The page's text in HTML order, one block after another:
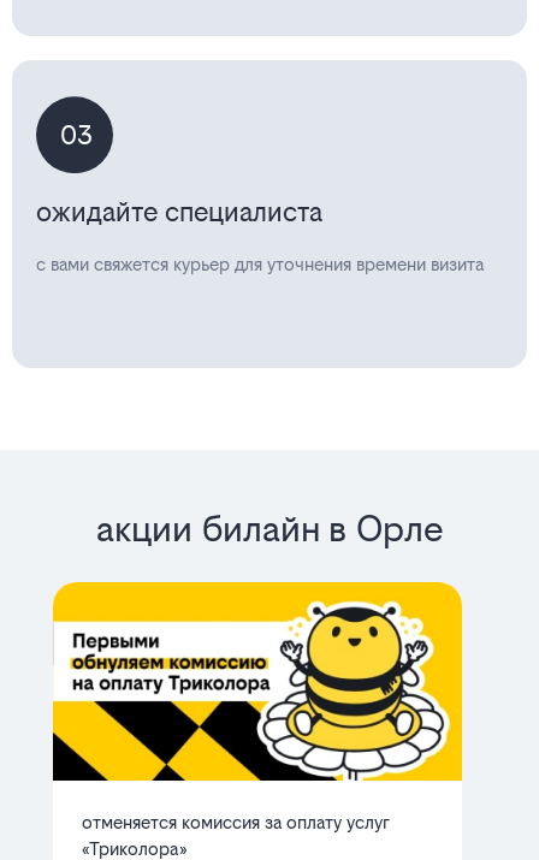
03
ожидайте специалиста
с вами свяжется курьер для уточнения времени визита
акции билайн в Орле
отменяется комиссия за оплату услуг
«Триколора»